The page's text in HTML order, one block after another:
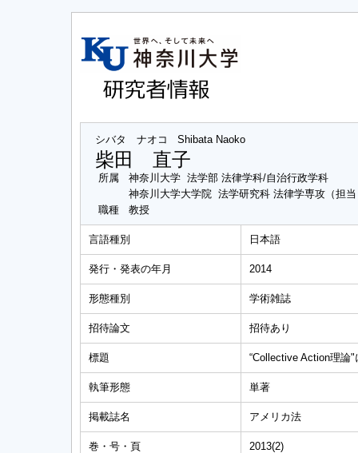
シバタ ナオコ Shibata Naoko
柴田 直子
所属
神奈川大学 法学部 法律学科/自治行政学科
神奈川大学大学院 法学研究科 法律学専攻（担
職種
教授
言語種別 日本語
発行・発表の年月 2014
形態種別 学術雑誌
招待論文 招待あり
標題 “Collective Action理論
執筆形態 単著
掲載誌名 アメリカ法
巻・号・頁 2013(2)